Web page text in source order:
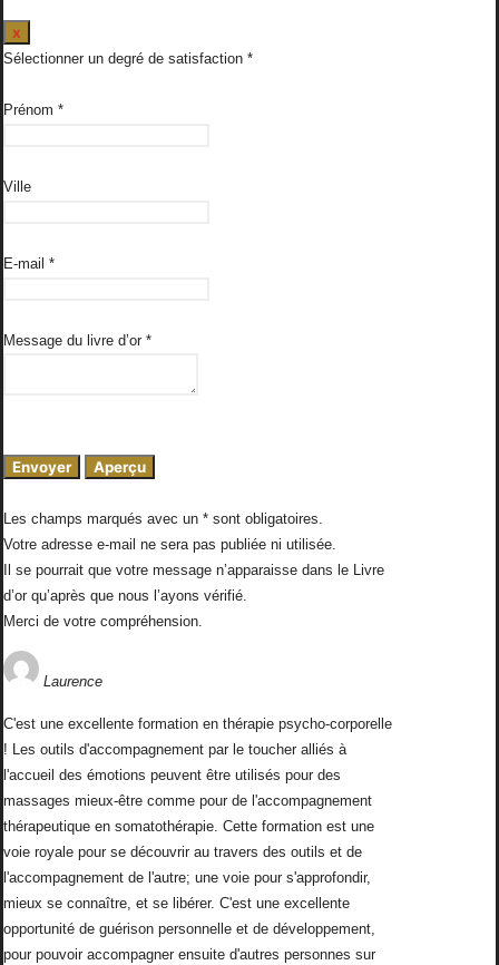
x
ce
formulaire.
Sélectionner un degré de satisfaction
Prénom *
Ville
E-mail *
Message du livre d’or *
Les champs marqués avec un * sont obligatoires.
Votre adresse e-mail ne sera pas publiée ni utilisée.
Il se pourrait que votre message n’apparaisse dans le Livre
d’or qu’après que nous l’ayons vérifié.
Merci de votre compréhension.
Laurence
C'est une excellente formation en thérapie psycho-corporelle
! Les outils d'accompagnement par le toucher alliés à
l'accueil des émotions peuvent être utilisés pour des
massages mieux-être comme pour de l'accompagnement
thérapeutique en somatothérapie. Cette formation est une
voie royale pour se découvrir au travers des outils et de
l'accompagnement de l'autre; une voie pour s'approfondir,
mieux se connaître, et se libérer. C'est une excellente
opportunité de guérison personnelle et de développement,
pour pouvoir accompagner ensuite d'autres personnes sur